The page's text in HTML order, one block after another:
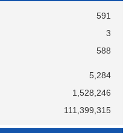
591
3
588
5,284
1,528,246
111,399,315